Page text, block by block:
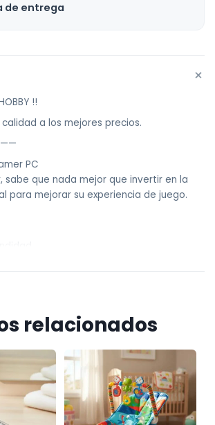
de entrega
+
!!
a los mejores precios.
PC
sabe que nada mejor que invertir en la
para mejorar su experiencia de juego.
o consola.
de protección, asegurando mayor
al producto.
en una computadora o un videojuego,
con un lugar para todo: monitor,
relacionados